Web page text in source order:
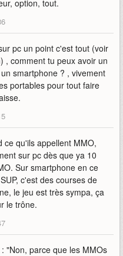
option, tout.
pc un point c'est tout (voir
, comment tu peux avoir un
smartphone ? , vivement
portables pour tout faire
ce qu'ils appellent MMO,
sur pc dès que ya 10
Sur smartphone en ce
c'est des courses de
le jeu est très sympa, ça
le trône.
"Non, parce que les MMOs